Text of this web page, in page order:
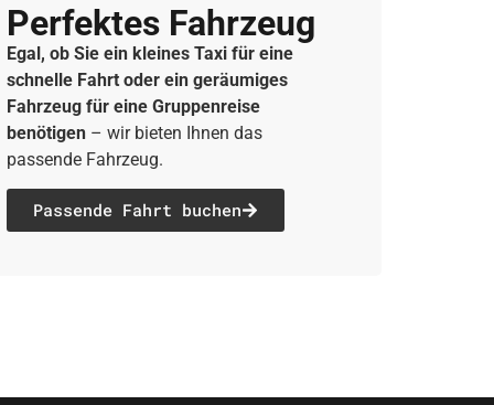
Perfektes Fahrzeug
Egal, ob Sie ein kleines Taxi für eine
schnelle Fahrt oder ein geräumiges
Fahrzeug für eine Gruppenreise
benötigen – wir bieten Ihnen das
passende Fahrzeug.
Passende Fahrt buchen